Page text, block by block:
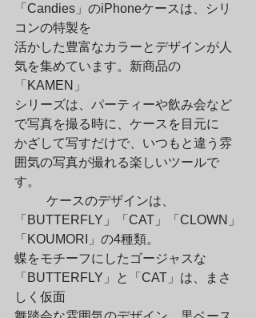
「Candies」のiPhoneケースは、シリ
コンの特製を
活かした豊富なカラーとデザインが人
気を集めています。新商品の
「KAMEN」
シリーズは、パーティーや飲み会など
で写真を撮る時に、ケースを目元に
かざして写すだけで、いつもと違う雰
囲気の写真が撮れる楽しいツールで
す。
「BUTTERFLY」「CAT」「CLOWN」
「KOUMORI」の4種類。
蝶をモチーフにしたゴージャスな
「BUTTERFLY」と「CAT」は、まさ
しく仮面